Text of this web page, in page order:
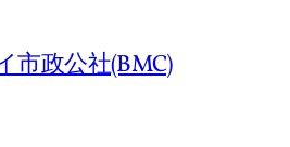
市政公社(BMC)